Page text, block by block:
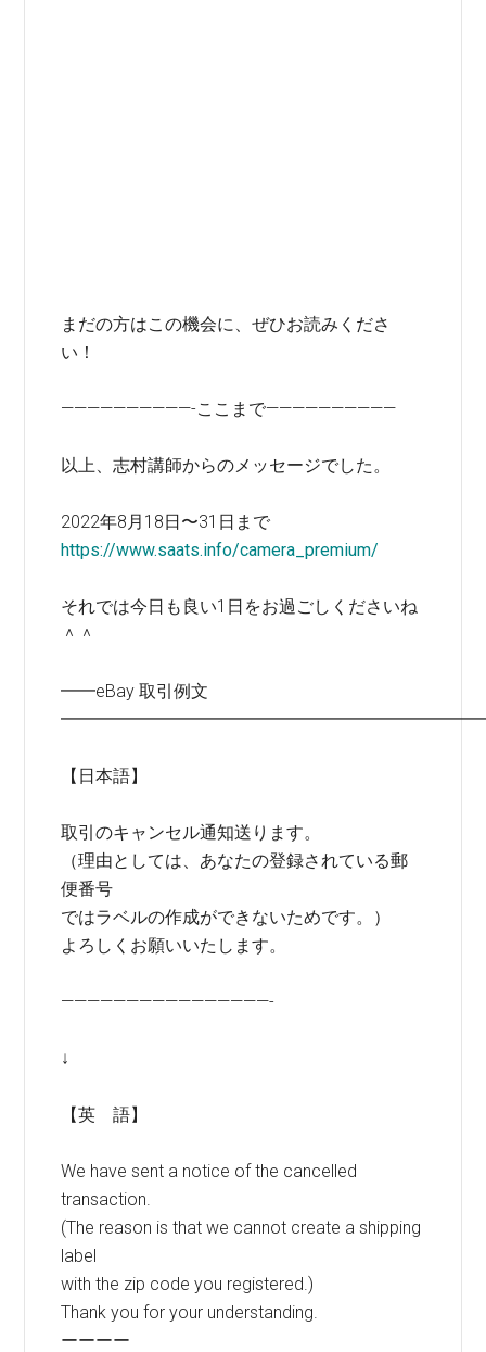
まだの方はこの機会に、ぜひお読みくださ
い！
——————————-ここまで——————————
以上、志村講師からのメッセージでした。
2022年8月18日〜31日まで
https://www.saats.info/camera_premium/
それでは今日も良い1日をお過ごしくださいね
＾＾
━━eBay 取引例文
【日本語】
取引のキャンセル通知送ります。
（理由としては、あなたの登録されている郵
便番号
ではラベルの作成ができないためです。）
よろしくお願いいたします。
————————————————-
↓
【英 語】
We have sent a notice of the cancelled
transaction.
(The reason is that we cannot create a shipping
label
with the zip code you registered.)
Thank you for your understanding.
ーーーー